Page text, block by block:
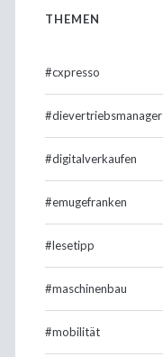
THEMEN
#cxpresso
#dievertriebsmanager
#digitalverkaufen
#emugefranken
#lesetipp
#maschinenbau
#mobilität